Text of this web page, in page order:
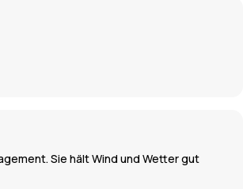
Sie hält Wind und Wetter gut